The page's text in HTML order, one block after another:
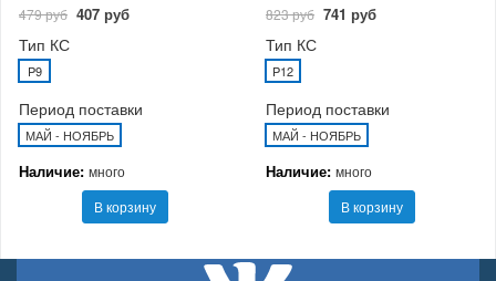
479 руб 407 руб
Тип КС
P9
Период поставки
МАЙ - НОЯБРЬ
Наличие: много
В корзину
823 руб 741 руб
Тип КС
P12
Период поставки
МАЙ - НОЯБРЬ
Наличие: много
В корзину